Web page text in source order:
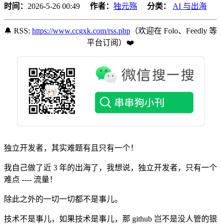
时间： 2026-5-26 00:49 作者： 独元殇 分类： AI 与出海
🔔 RSS: https://www.ccgxk.com/rss.php （欢迎在 Folo、Feedly 等
平台订阅️）❤️
独立开发者，其实难题有且只有一个！
我自己做了近 3 年的出海了，我想说，独立开发者，只有一个
难点 ---- 流量！
除此之外的一切一切都不是事儿。
技术不是事儿，如果技术是事儿，那 github 岂不是没人管的银